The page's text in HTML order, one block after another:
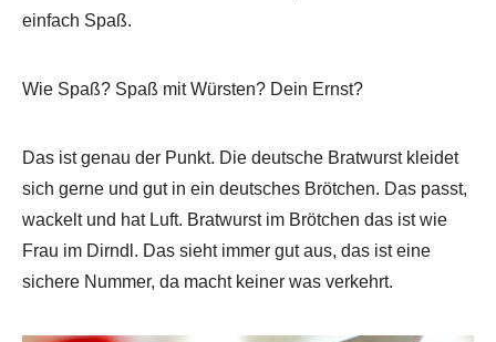
einfach Spaß.
Wie Spaß? Spaß mit Würsten? Dein Ernst?
Das ist genau der Punkt. Die deutsche Bratwurst kleidet
sich gerne und gut in ein deutsches Brötchen. Das passt,
wackelt und hat Luft. Bratwurst im Brötchen das ist wie
Frau im Dirndl. Das sieht immer gut aus, das ist eine
sichere Nummer, da macht keiner was verkehrt.